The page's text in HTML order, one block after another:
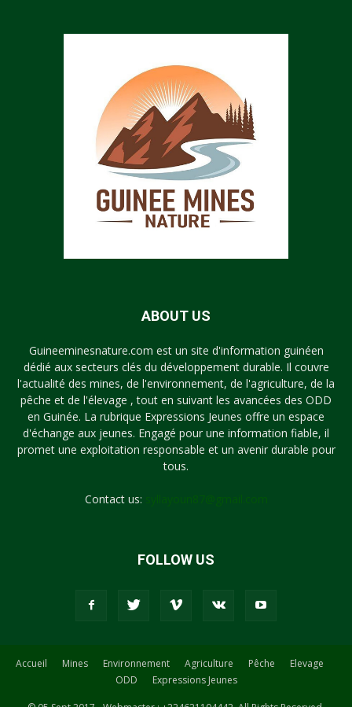
ABOUT US
Guineeminesnature.com est un site d'information guinéen
dédié aux secteurs clés du développement durable. Il couvre
l'actualité des mines, de l'environnement, de l'agriculture, de la
pêche et de l'élevage , tout en suivant les avancées des ODD
en Guinée. La rubrique Expressions Jeunes offre un espace
d'échange aux jeunes. Engagé pour une information fiable, il
promet une exploitation responsable et un avenir durable pour
tous.
Contact us:
FOLLOW US
Accueil Mines Environnement Agriculture Pêche
Elevage
ODD
Expressions Jeunes